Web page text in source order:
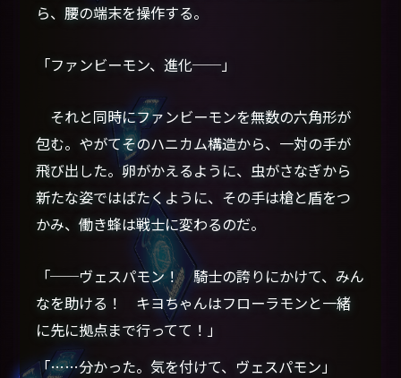
ら、腰の端末を操作する。
「ファンビーモン、進化──」
それと同時にファンビーモンを無数の六角形が
包む。やがてそのハニカム構造から、一対の手が
飛び出した。卵がかえるように、虫がさなぎから
新たな姿ではばたくように、その手は槍と盾をつ
かみ、働き蜂は戦士に変わるのだ。
「──ヴェスパモン！ 騎士の誇りにかけて、みん
なを助ける！ キヨちゃんはフローラモンと一緒
に先に拠点まで行ってて！」
「……分かった。気を付けて、ヴェスパモン」